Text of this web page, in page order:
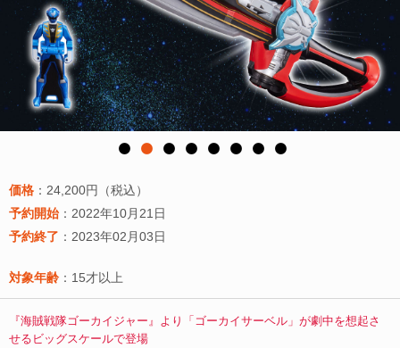
価格 ：24,200円（税込）
予約開始 ：2022年10月21日
予約終了 ：2023年02月03日
対象年齢 ：15才以上
『海賊戦隊ゴーカイジャー』より「ゴーカイサーベル」が劇中を想起さ
せるビッグスケールで登場